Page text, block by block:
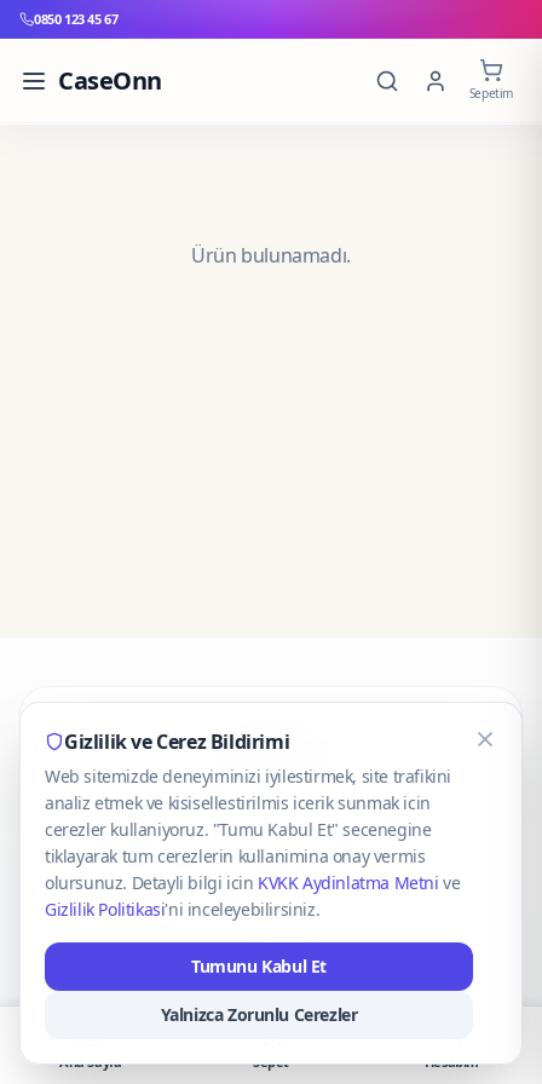
0850 123 45 67
CaseOnn Sepetim
Ürün bulunamadı.
CaseOnn
© 2025 CaseOnn. Tüm hakları saklıdır.
VISA Mastercard
Gizlilik ve Cerez Bildirimi
Web sitemizde deneyiminizi iyilestirmek, site trafikini
analiz etmek ve kisisellestirilmis icerik sunmak icin
cerezler kullaniyoruz. "Tumu Kabul Et" secenegine
tiklayarak tum cerezlerin kullanimina onay vermis
olursunuz. Detayli bilgi icin KVKK Aydinlatma Metni ve
Gizlilik Politikasi'ni inceleyebilirsiniz.
Tumunu Kabul Et
Yalnizca Zorunlu Cerezler
Ana Sayfa Sepet Hesabım